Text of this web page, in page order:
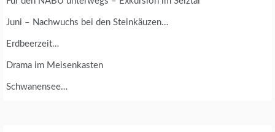
Juni – Nachwuchs bei den Steinkäuzen…
Erdbeerzeit…
Drama im Meisenkasten
Schwanensee…